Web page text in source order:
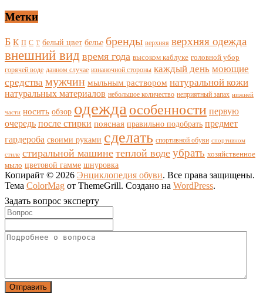
Метки
Б К П С Т белый цвет белье бренды верхняя верхняя одежда
внешний вид время года высоком каблуке головной убор
горячей воде данном случае изнаночной стороны каждый день моющие
средства мужчин мыльным раствором натуральной кожи
натуральных материалов небольшое количество неприятный запах нижней
части носить обзор одежда особенности первую
очередь после стирки поясная правильно подобрать предмет
гардероба своими руками сделать спортивной обуви спортивном
стиле стиральной машине теплой воде убрать хозяйственное
мыло цветовой гамме шнуровка
Копирайт © 2026 Энциклопедия обуви. Все права защищены.
Тема ColorMag от ThemeGrill. Создано на WordPress.
Задать вопрос эксперту